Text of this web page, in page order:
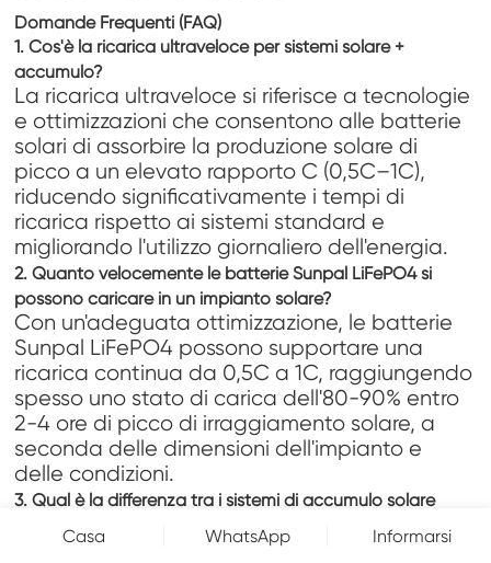
Domande Frequenti (FAQ)
1.Cos'è la ricarica ultraveloce per sistemi solare +
accumulo?
La ricarica ultraveloce si riferisce a tecnologie
e ottimizzazioni che consentono alle batterie
solari di assorbire la produzione solare di
picco a un elevato rapporto C (0,5C–1C),
riducendo significativamente i tempi di
ricarica rispetto ai sistemi standard e
migliorando l'utilizzo giornaliero dell'energia.
2.Quanto velocemente le batterie Sunpal LiFePO4 si
possono caricare in un impianto solare?
Con un'adeguata ottimizzazione, le batterie
Sunpal LiFePO4 possono supportare una
ricarica continua da 0,5C a 1C, raggiungendo
spesso uno stato di carica dell'80-90% entro
2-4 ore di picco di irraggiamento solare, a
seconda delle dimensioni dell'impianto e
delle condizioni.
3.Qual è la differenza tra i sistemi di accumulo solare
accoppiati in corrente continua (DC) e quelli accoppiati in
corrente alternata (AC)?
Casa WhatsApp Informarsi